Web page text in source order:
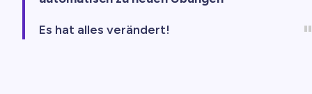
Es hat alles verändert!